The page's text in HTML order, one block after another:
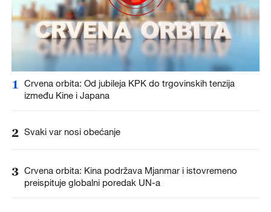
1
Crvena orbita: Od jubileja KPK do trgovinskih tenzija
između Kine i Japana
2 Svaki var nosi obećanje
3 Crvena orbita: Kina podržava Mjanmar i istovremeno
preispituje globalni poredak UN-a